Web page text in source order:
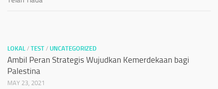
LOKAL / TEST / UNCATEGORIZED
Ambil Peran Strategis Wujudkan Kemerdekaan bagi
Palestina
MAY 23, 2021